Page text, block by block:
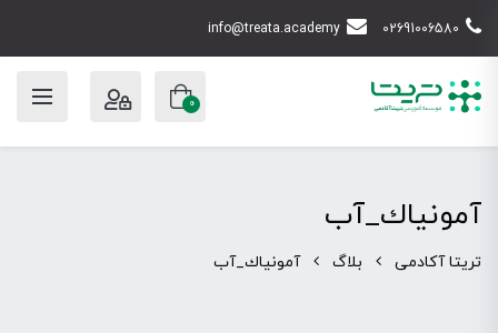
02691006580
info@treata.academy
0
آمونياك_آب
تریتا آکادمی بلاگ آمونياك_آب